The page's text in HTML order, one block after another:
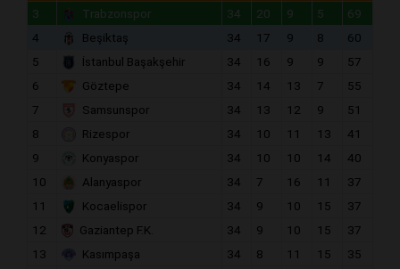
3
Trabzonspor 34 20 9 5
69
4
Beşiktaş 34 17 9 8
60
5
İstanbul Başakşehir 34 16 9 9
57
6
Göztepe 34 14 13 7
55
7
Samsunspor 34 13 12 9
51
8
Rizespor 34 10 11 13
41
9
Konyaspor 34 10 10 14
40
10
Alanyaspor 34 7 16 11
37
11
Kocaelispor 34 9 10 15
37
12
Gaziantep F.K. 34 9 10 15
37
13
Kasımpaşa 34 8 11 15
35